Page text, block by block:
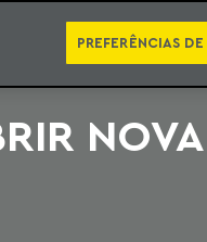
EBOOKS PODCASTS
PREFERÊNCIAS